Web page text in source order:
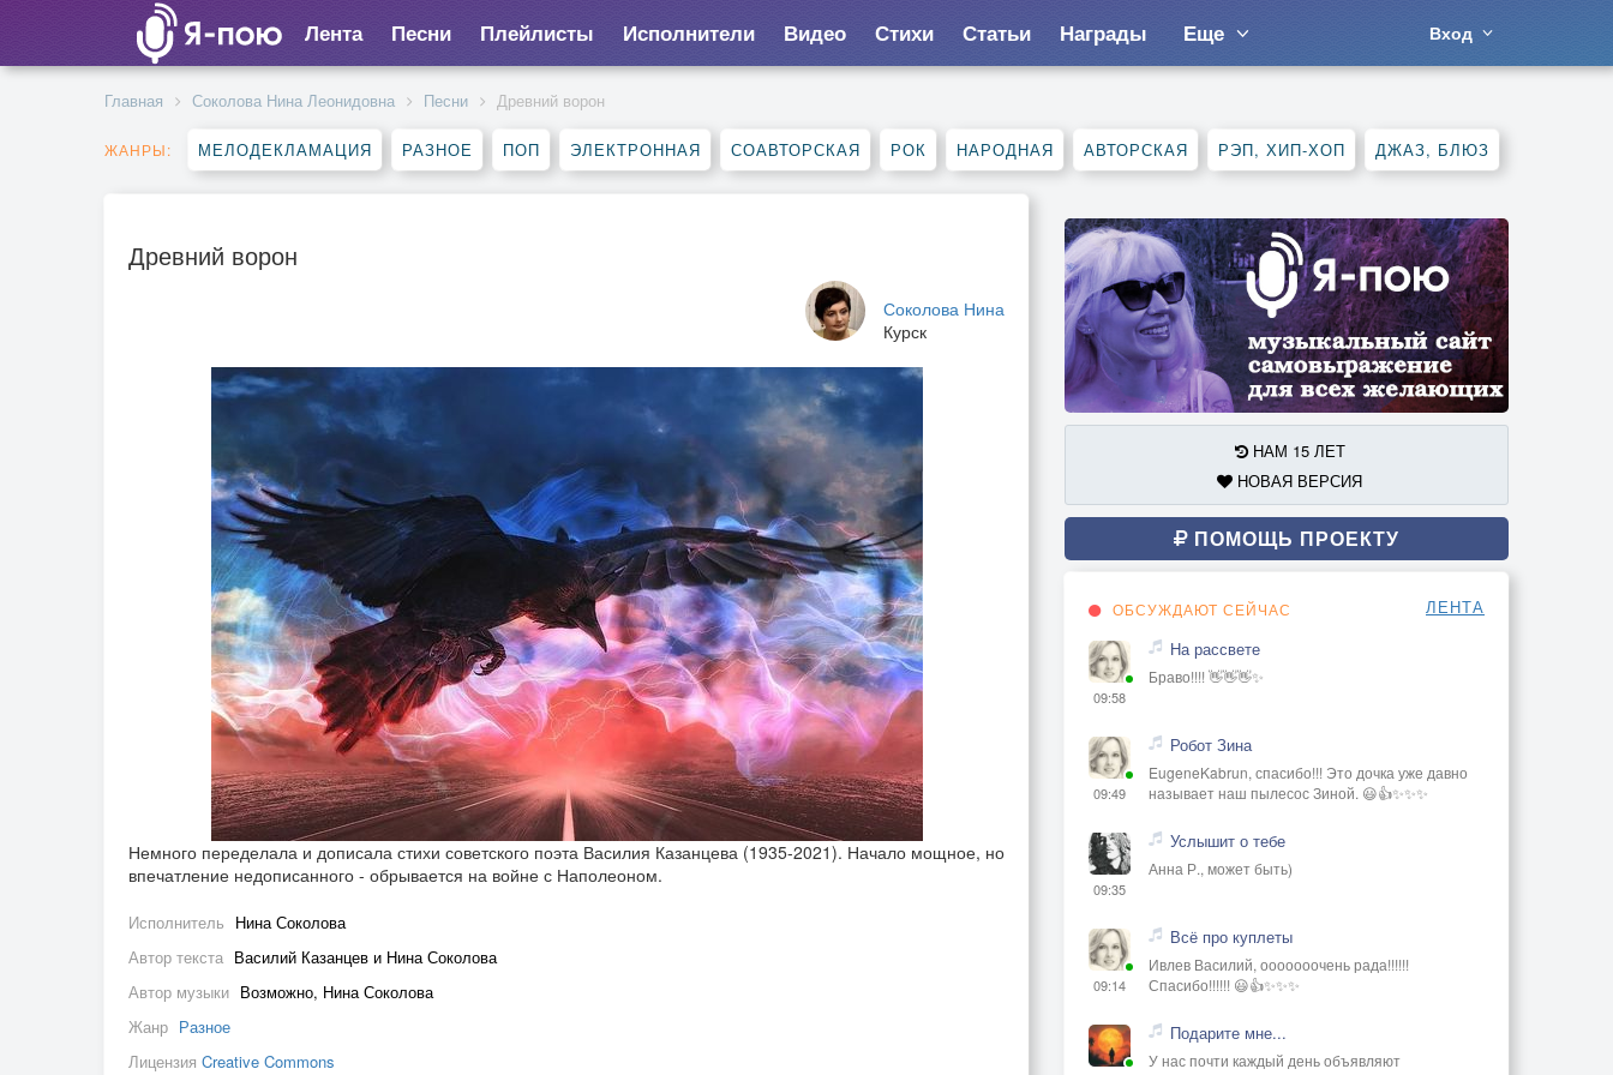
Лента Песни Плейлисты Исполнители Видео Стихи Статьи Награды Еще Вход
Главная Соколова Нина Леонидовна Песни Древний ворон
ЖАНРЫ: МЕЛОДЕКЛАМАЦИЯ РАЗНОЕ ПОП ЭЛЕКТРОННАЯ СОАВТОРСКАЯ РОК НАРОДНАЯ АВТОРСКАЯ РЭП, ХИП-ХОП ДЖАЗ, БЛЮЗ
Древний ворон
Соколова Нина
Курск
Немного переделала и дописала стихи советского поэта Василия Казанцева (1935-2021). Начало мощное, но
впечатление недописанного - обрывается на войне с Наполеоном.
Исполнитель Нина Соколова
Автор текста Василий Казанцев и Нина Соколова
Автор музыки Возможно, Нина Соколова
Жанр Разное
Лицензия Creative Commons
НАМ 15 ЛЕТ
НОВАЯ ВЕРСИЯ
ПОМОЩЬ ПРОЕКТУ
ОБСУЖДАЮТ СЕЙЧАС ЛЕНТА
09:58
На рассвете
Браво!!!! 👋👋👋✨
09:49
Робот Зина
EugeneKabrun, спасибо!!! Это дочка уже давно
называет наш пылесос Зиной. 😃👍✨✨✨
09:35
Услышит о тебе
Анна Р., может быть)
09:14
Всё про куплеты
Ивлев Василий, ооооооочень рада!!!!!!
Спасибо!!!!!! 😃👍✨✨✨
Подарите мне...
У нас почти каждый день объявляют